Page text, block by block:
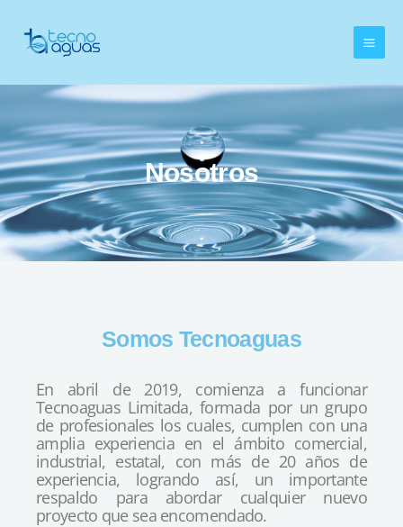
Nosotros
Somos Tecnoaguas
En abril de 2019, comienza a funcionar
Tecnoaguas Limitada, formada por un grupo
de profesionales los cuales, cumplen con una
amplia experiencia en el ámbito comercial,
industrial, estatal, con más de 20 años de
experiencia, logrando así, un importante
respaldo para abordar cualquier nuevo
proyecto que sea encomendado.